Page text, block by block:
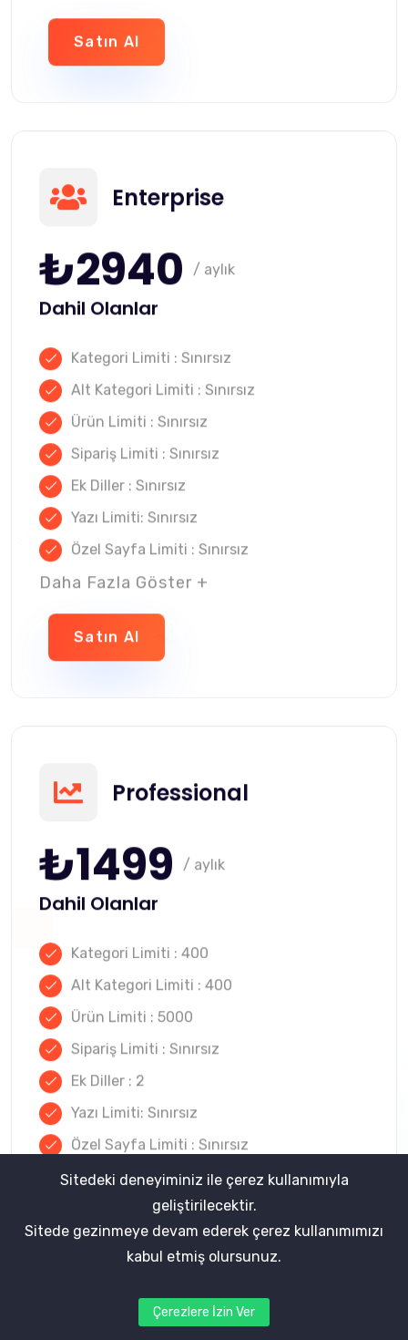
Satın Al
Enterprise
₺2940 / aylık
Dahil Olanlar
Kategori Limiti : Sınırsız
Alt Kategori Limiti : Sınırsız
Ürün Limiti : Sınırsız
Sipariş Limiti : Sınırsız
Ek Diller : Sınırsız
Yazı Limiti: Sınırsız
Özel Sayfa Limiti : Sınırsız
Daha Fazla Göster +
Satın Al
Professional
₺1499 / aylık
Dahil Olanlar
Kategori Limiti : 400
Alt Kategori Limiti : 400
Ürün Limiti : 5000
Sipariş Limiti : Sınırsız
Ek Diller : 2
Yazı Limiti: Sınırsız
Özel Sayfa Limiti : Sınırsız
Daha Fazla Göster +
Satın Al
Sitedeki deneyiminiz ile çerez kullanımıyla
geliştirilecektir.
Sitede gezinmeye devam ederek çerez kullanımımızı
kabul etmiş olursunuz.
Çerezlere İzin Ver